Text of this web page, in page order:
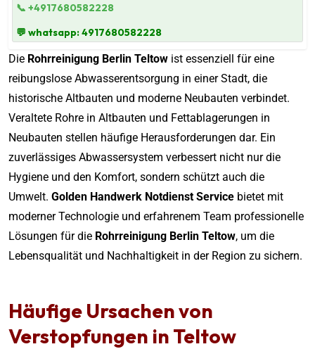
📞 +4917680582228
💬 whatsapp: 4917680582228
Die Rohrreinigung Berlin Teltow ist essenziell für eine
reibungslose Abwasserentsorgung in einer Stadt, die
historische Altbauten und moderne Neubauten verbindet.
Veraltete Rohre in Altbauten und Fettablagerungen in
Neubauten stellen häufige Herausforderungen dar. Ein
zuverlässiges Abwassersystem verbessert nicht nur die
Hygiene und den Komfort, sondern schützt auch die
Umwelt. Golden Handwerk Notdienst Service bietet mit
moderner Technologie und erfahrenem Team professionelle
Lösungen für die Rohrreinigung Berlin Teltow, um die
Lebensqualität und Nachhaltigkeit in der Region zu sichern.
Häufige Ursachen von
Verstopfungen in Teltow